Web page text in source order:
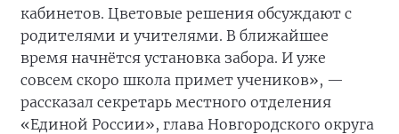
кабинетов. Цветовые решения обсуждают с
родителями и учителями. В ближайшее
время начнётся установка забора. И уже
совсем скоро школа примет учеников», —
рассказал секретарь местного отделения
«Единой России», глава Новгородского округа